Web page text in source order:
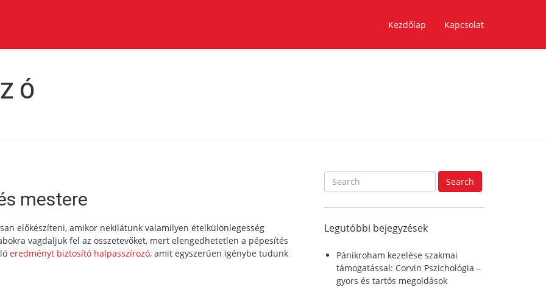
Kezdőlap Kapcsolat
mestere
előkészíteni, amikor nekilátunk valamilyen ételkülönlegesség
vagdaljuk fel az összetevőket, mert elengedhetetlen a pépesítés
eredményt biztosító halpasszírozó, amit egyszerűen igénybe tudunk
S
e
c
f
Search
Legutóbbi bejegyzések
Pánikroham kezelése szakmai
támogatással: Corvin Pszichológia –
gyors és tartós megoldások